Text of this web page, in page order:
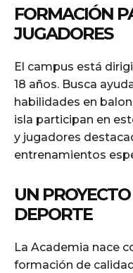
FORMACIÓN
JUGADORES
El campus está
18 años. Busca
habilidades en
isla participan en
y jugadores
entrenamientos
UN
DEPORTE
La Academia nace
formación de